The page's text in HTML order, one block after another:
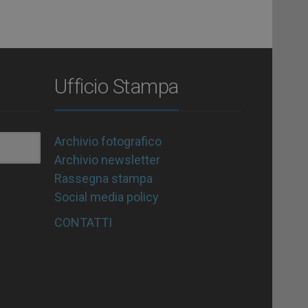
Ufficio Stampa
Archivio fotografico
Archivio newsletter
Rassegna stampa
Social media policy
CONTATTI